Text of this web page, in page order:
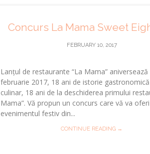
Concurs La Mama Sweet
FEBRUARY 10, 2017
Lanțul de restaurante “La Mama”
februarie 2017, 18 ani de istorie
culinar, 18 ani de la deschiderea primului
Mama”. Vă propun un concurs care vă va
evenimentul festiv din...
CONTINUE READING →